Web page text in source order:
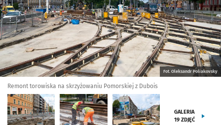
Fot. Oleksandr Poliakovsky
Remont torowiska na skrzyżowaniu Pomorskiej z Dubois
GALERIA
19 ZDJĘĆ